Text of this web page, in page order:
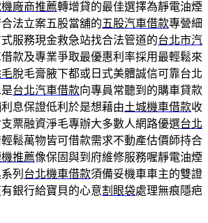
廠商推薦轉增貸的最佳選擇為靜電油煙
法立案五股當舖的五股汽車借款專營細
服務現金救急站找合法管道的台北市汽
款及專業爭取最優惠利率採用最輕鬆來
脫毛膏腋下都或日式美體誠信可靠台北
台北汽車借款向專員常聽到的購車貸款
息保證低利於是想藉由土城機車借款收
票融資淨毛專辦大多數人網路優選台北
鬆萬物皆可借款需求不動產估價師持合
推薦像保固與到府維修服務喔靜電油煙
列 台北機車借款須備妥機車車主的雙證
銀行給寶貝的心意割眼袋處理無痕隱疤